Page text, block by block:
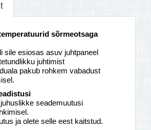
sõrmeotsaga
sile esiosas asuv juhtpaneel
juhtimist
pakub rohkem vabadust
seademuutusi
ja olete selle eest kaitstud.